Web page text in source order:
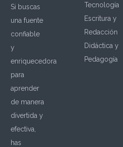
Si buscas
una fuente
confiable
y
enriquecedora
para
aprender
de manera
divertida y
efectiva,
has
Tecnología
Escritura y
Redacción
Didáctica y
Pedagogía